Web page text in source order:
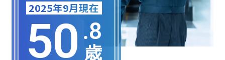
2025年9月現在
50 .8
歳